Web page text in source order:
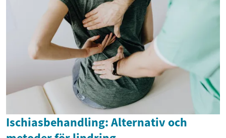
Ischiasbehandling: Alternativ och